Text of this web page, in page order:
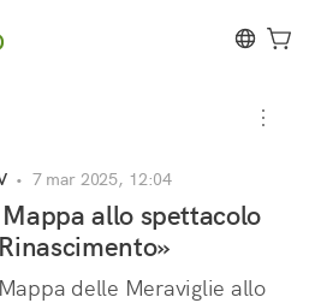
• 7 mar 2025, 12:04
allo spettacolo
delle Meraviglie allo